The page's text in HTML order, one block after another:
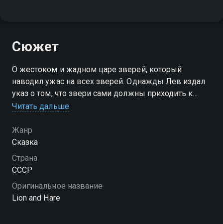
Сюжет
О жестоком и жадном царе зверей, который
наводил ужас на всех зверей. Однажды Лев издал
указ о том, что звери сами должны приходить к
нему по жребию, а он их будет есть, потому что не
Читать дальше
Жанр
Сказка
Страна
СССР
Оригинальное название
Lion and Hare